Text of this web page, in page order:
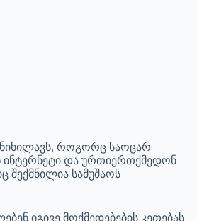
როგორც საოცარ
და ურთიერთქმედონ
შექმნილია სამუშაოს
იგივე მოქმედებების კეთებას